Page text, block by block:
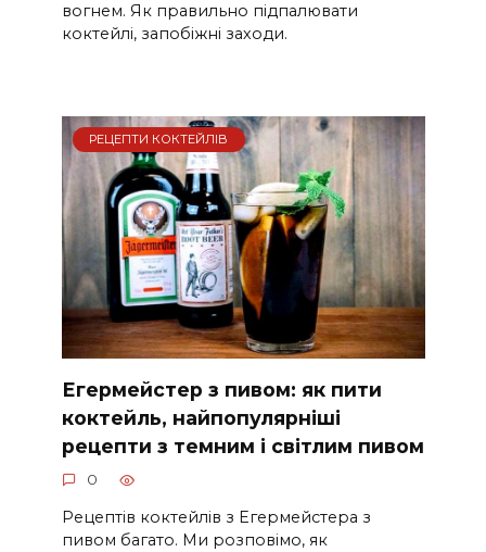
вогнем. Як правильно підпалювати
коктейлі, запобіжні заходи.
РЕЦЕПТИ КОКТЕЙЛІВ
Егермейстер з пивом: як пити
коктейль, найпопулярніші
рецепти з темним і світлим пивом
0
Рецептів коктейлів з Егермейстера з
пивом багато. Ми розповімо, як